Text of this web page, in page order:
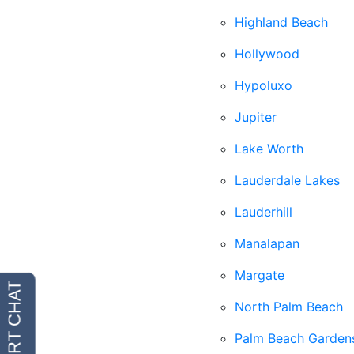
Highland Beach
Hollywood
Hypoluxo
Jupiter
Lake Worth
Lauderdale Lakes
Lauderhill
Manalapan
Margate
North Palm Beach
Palm Beach